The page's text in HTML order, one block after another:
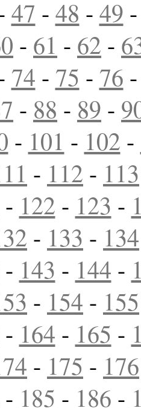
47 - 48 - 49
- 61 - 62 -
74 - 75 - 76
- 88 - 89 -
- 101 - 102 -
- 112 - 113
- 122 - 123 -
- 133 - 134
- 143 - 144 -
- 154 - 155
- 164 - 165 -
- 175 - 176
- 185 - 186 -